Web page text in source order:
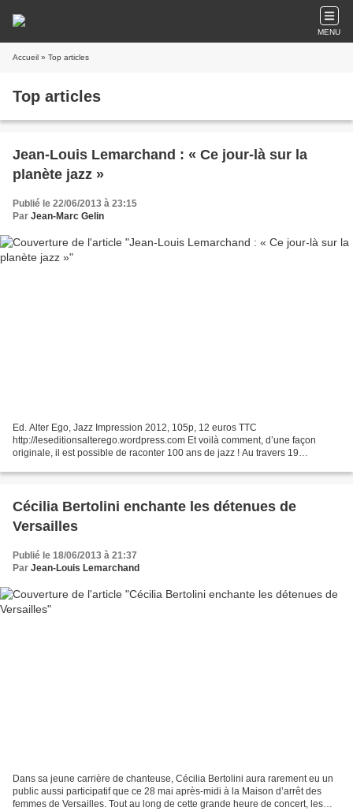
MENU
Accueil » Top articles
Top articles
Jean-Louis Lemarchand : « Ce jour-là sur la
planète jazz »
Publié le 22/06/2013 à 23:15
Par Jean-Marc Gelin
Ed. Alter Ego, Jazz Impression 2012, 105p, 12 euros TTC
http://leseditionsalterego.wordpress.com Et voilà comment, d’une façon
originale, il est possible de raconter 100 ans de jazz ! Au travers 19
Cécilia Bertolini enchante les détenues de
Versailles
Publié le 18/06/2013 à 21:37
Par Jean-Louis Lemarchand
Dans sa jeune carrière de chanteuse, Cécilia Bertolini aura rarement eu un
public aussi participatif que ce 28 mai après-midi à la Maison d’arrêt des
femmes de Versailles. Tout au long de cette grande heure de concert, les